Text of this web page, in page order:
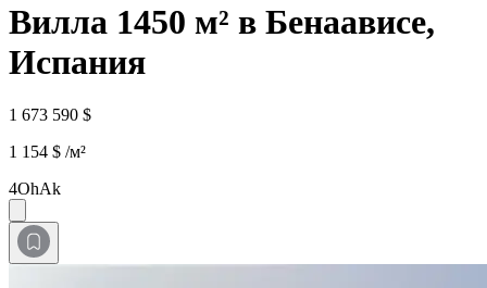
Вилла 1450 м² в Бенаависе,
Испания
1 673 590 $
1 154 $ /м²
4OhAk